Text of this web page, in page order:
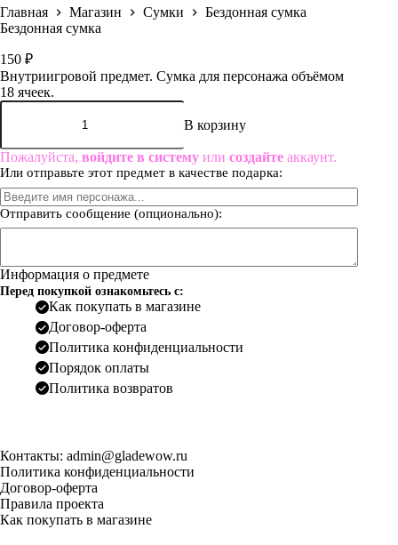
Главная Магазин Сумки
Бездонная сумка
Бездонная сумка
150 ₽
Внутриигровой предмет. Сумка для персонажа объёмом
18 ячеек.
Количество
сумка
Пожалуйста, войдите в систему или создайте аккаунт.
Или отправьте этот предмет в качестве подарка:
Отправить сообщение (опционально):
Информация о предмете
В корзину
Перед покупкой ознакомьтесь с:
Как покупать в магазине
Договор-оферта
Политика конфиденциальности
Порядок оплаты
Политика возвратов
Контакты: admin@gladewow.ru
Политика конфиденциальности
Договор-оферта
Правила проекта
Как покупать в магазине